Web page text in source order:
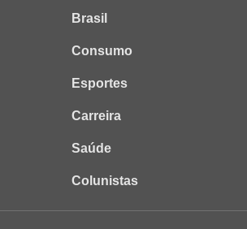
Brasil
Consumo
Esportes
Carreira
Saúde
Colunistas